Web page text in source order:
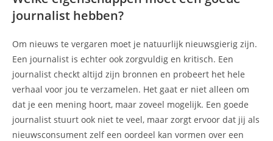
journalist hebben?
Om nieuws te vergaren moet je natuurlijk nieuwsgierig zijn.
Een journalist is echter ook zorgvuldig en kritisch. Een
journalist checkt altijd zijn bronnen en probeert het hele
verhaal voor jou te verzamelen. Het gaat er niet alleen om
dat je een mening hoort, maar zoveel mogelijk. Een goede
journalist stuurt ook niet te veel, maar zorgt ervoor dat jij als
nieuwsconsument zelf een oordeel kan vormen over een